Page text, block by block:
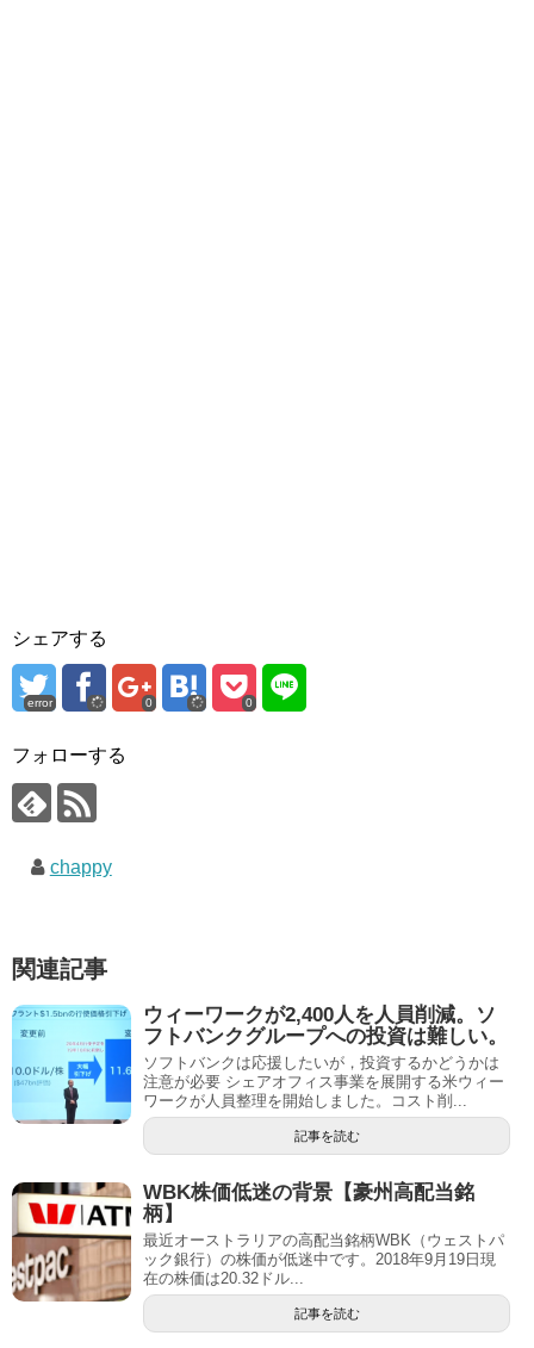
シェアする
error 0 0
フォローする
chappy
関連記事
ウィーワークが2,400人を人員削減。ソ
フトバンクグループへの投資は難しい。
ソフトバンクは応援したいが，投資するかどうかは
注意が必要 シェアオフィス事業を展開する米ウィー
ワークが人員整理を開始しました。コスト削...
記事を読む
WBK株価低迷の背景【豪州高配当銘
柄】
最近オーストラリアの高配当銘柄WBK（ウェストパ
ック銀行）の株価が低迷中です。2018年9月19日現
在の株価は20.32ドル...
記事を読む